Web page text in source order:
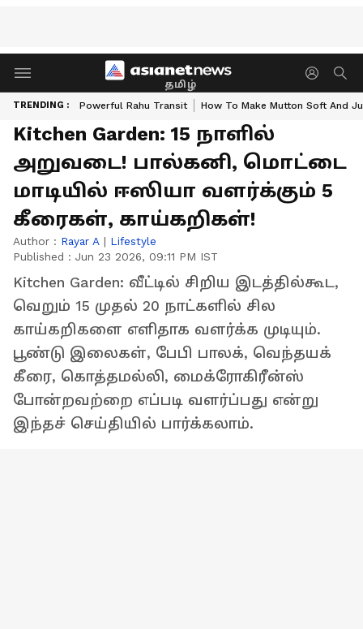
தமிழ்
TRENDING : Powerful Rahu Transit How To Make Mutton Soft And
Kitchen Garden: 15 நாளில்
அறுவடை! பால்கனி, மொட்டை
மாடியில் ஈஸியா வளர்க்கும் 5
கீரைகள், காய்கறிகள்!
Author : Rayar A | Lifestyle
Published : Jun 23 2026, 09:11 PM IST
Kitchen Garden: வீட்டில் சிறிய இடத்தில்கூட,
வெறும் 15 முதல் 20 நாட்களில் சில
காய்கறிகளை எளிதாக வளர்க்க முடியும்.
பூண்டு இலைகள், பேபி பாலக், வெந்தயக்
கீரை, கொத்தமல்லி, மைக்ரோகிரீன்ஸ்
போன்றவற்றை எப்படி வளர்ப்பது என்று
இந்தச் செய்தியில் பார்க்கலாம்.